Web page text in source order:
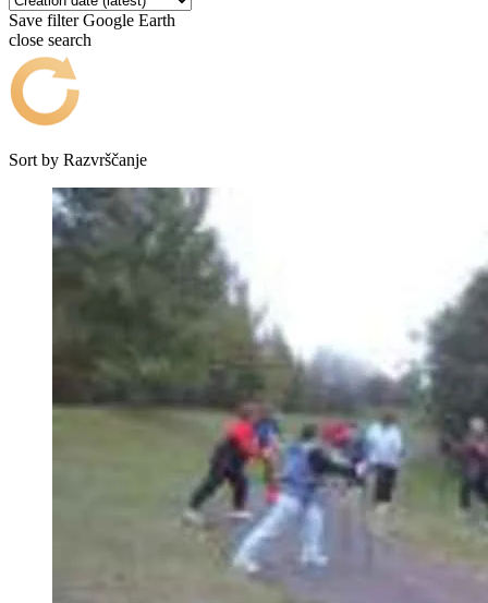
Save filter Google Earth
close search
Sort by Razvrščanje